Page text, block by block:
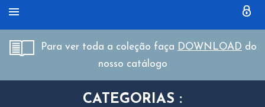
Para ver toda a coleção faça DOWNLOAD do
nosso catálogo
CATEGORIAS :